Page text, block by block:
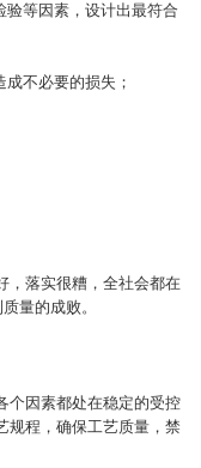
验等因素，设计出最符合
不必要的损失；
，落实很糟，全社会都在
量的成败。
个因素都处在稳定的受控
规程，确保工艺质量，禁